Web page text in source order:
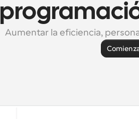
Aumentar la eficiencia,